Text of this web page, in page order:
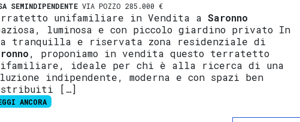
SEMINDIPENDENTE VIA POZZO 285.000 €
unifamiliare in Vendita aSaronno
luminosa e con piccolo giardino privato In
tranquilla e riservata zona residenziale di
, proponiamo in vendita questo terratetto
ideale per chi è alla ricerca di una
indipendente, moderna e con spazi ben
[…]
ANCORA